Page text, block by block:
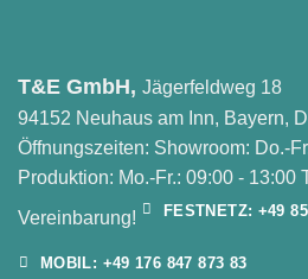
T&E GmbH, Jägerfeldweg 18
94152 Neuhaus am Inn, Bayern,
Öffnungszeiten: Showroom: Do.-
Produktion: Mo.-Fr.: 09:00 - 13:00
Vereinbarung!
FESTNETZ: +49
MOBIL: +49 176 847 873 83